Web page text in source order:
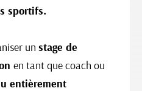
sportifs.
un stage de
en tant que coach ou
entièrement